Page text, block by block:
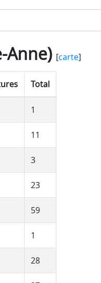
Anne)[carte]
Total
1
11
3
23
59
1
28